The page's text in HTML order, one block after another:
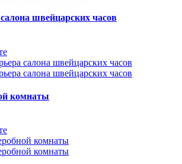
швейцарских часов
салона швейцарских часов
салона швейцарских часов
комнаты
комнаты
комнаты